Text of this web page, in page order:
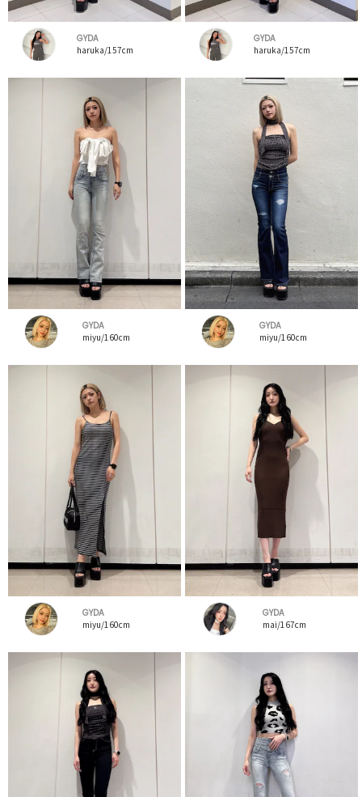
GYDA
haruka/157cm
GYDA
haruka/157cm
GYDA
miyu/160cm
GYDA
miyu/160cm
GYDA
miyu/160cm
GYDA
mai/167cm